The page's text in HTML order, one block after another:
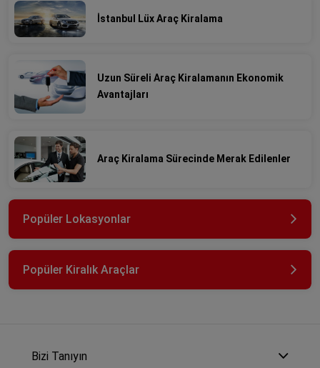
İstanbul Lüx Araç Kiralama
Uzun Süreli Araç Kiralamanın Ekonomik
Avantajları
Araç Kiralama Sürecinde Merak Edilenler
Popüler Lokasyonlar
Popüler Kiralık Araçlar
Bizi Tanıyın